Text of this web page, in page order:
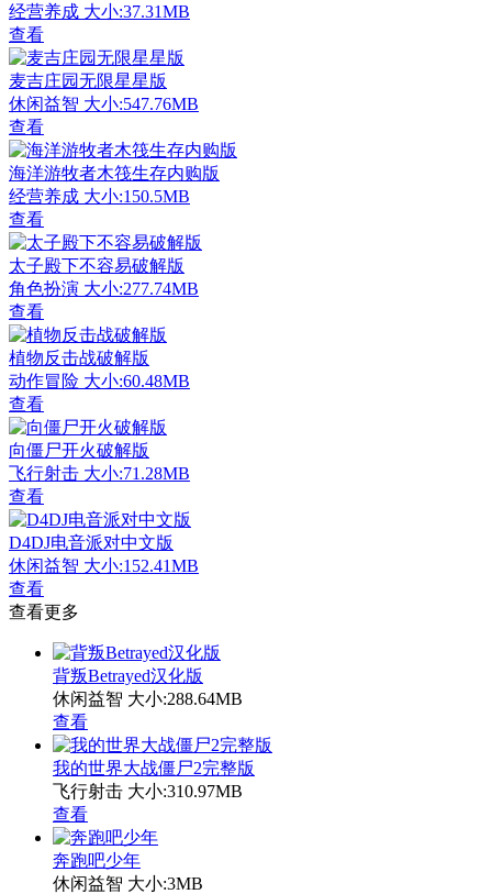
经营养成 大小:37.31MB
查看
麦吉庄园无限星星版
休闲益智 大小:547.76MB
查看
海洋游牧者木筏生存内购版
经营养成 大小:150.5MB
查看
太子殿下不容易破解版
角色扮演 大小:277.74MB
查看
植物反击战破解版
动作冒险 大小:60.48MB
查看
向僵尸开火破解版
飞行射击 大小:71.28MB
查看
D4DJ电音派对中文版
休闲益智 大小:152.41MB
查看
查看更多
背叛Betrayed汉化版
休闲益智 大小:288.64MB
查看
我的世界大战僵尸2完整版
飞行射击 大小:310.97MB
查看
奔跑吧少年
休闲益智 大小:3MB